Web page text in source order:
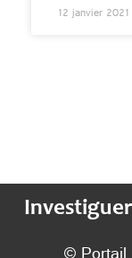
12 janvier 2021